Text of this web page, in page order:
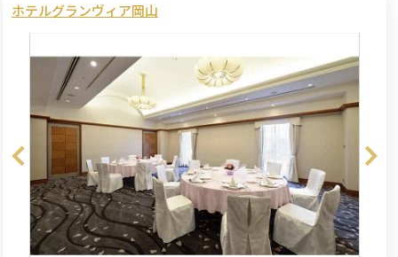
ホテルグランヴィア岡山